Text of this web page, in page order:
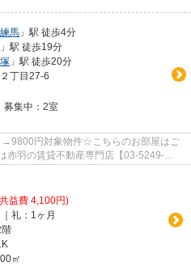
馬 」駅 徒歩4分
」駅 徒歩19分
」駅 徒歩20分
２丁目27-6
集中： 2室
→9800円対象物件☆こちらのお部屋はご
赤羽の賃貸不動産専門店【03-5249-
！！
益費 4,100円)
礼：1ヶ月
階
㎡